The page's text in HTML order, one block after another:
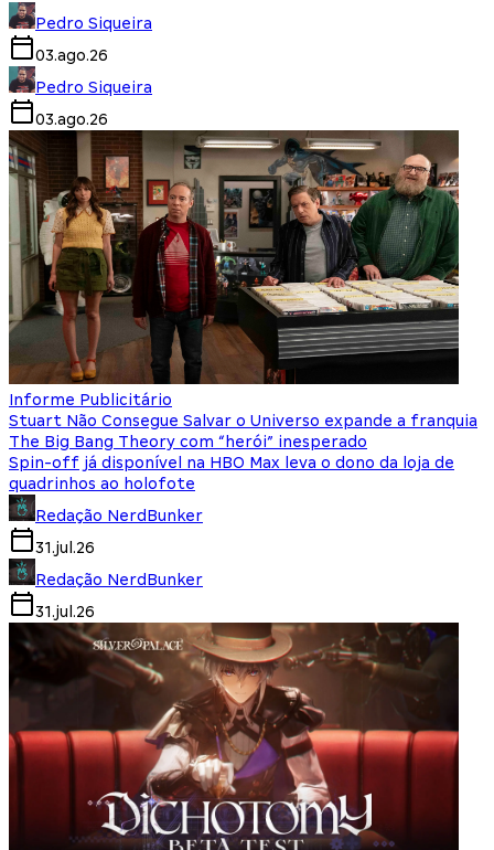
Pedro Siqueira
03.ago.26
Pedro Siqueira
03.ago.26
Informe Publicitário
Stuart Não Consegue Salvar o Universo expande a franquia
The Big Bang Theory com “herói” inesperado
Spin-off já disponível na HBO Max leva o dono da loja de
quadrinhos ao holofote
Redação NerdBunker
31.jul.26
Redação NerdBunker
31.jul.26